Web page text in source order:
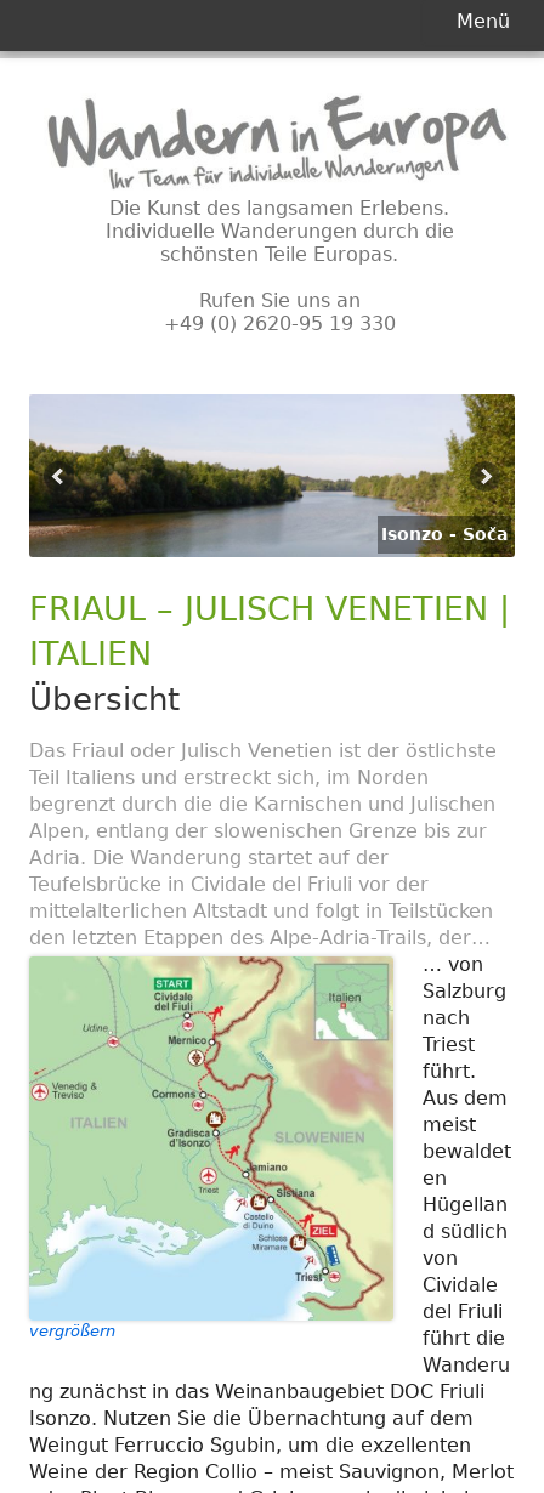
Inhalt
Die Kunst des langsamen Erlebens.
Individuelle Wanderungen durch die
schönsten Teile Europas.
Rufen Sie uns an
+49 (0) 2620-95 19 330
Menü
Isonzo - Soča
FRIAUL – JULISCH VENETIEN |
ITALIEN
Übersicht
Das Friaul oder Julisch Venetien ist der östlichste
Teil Italiens und erstreckt sich, im Norden
begrenzt durch die die Karnischen und Julischen
Alpen, entlang der slowenischen Grenze bis zur
Adria. Die Wanderung startet auf der
Teufelsbrücke in Cividale del Friuli vor der
mittelalterlichen Altstadt und folgt in Teilstücken
den letzten Etappen des Alpe-Adria-Trails, der…
vergrößern
… von
Salzburg
nach
Triest
führt.
Aus dem
meist
bewaldet
en
Hügellan
d südlich
von
Cividale
del Friuli
führt die
Wanderu
ng zunächst in das Weinanbaugebiet DOC Friuli
Isonzo. Nutzen Sie die Übernachtung auf dem
Weingut Ferruccio Sgubin, um die exzellenten
Weine der Region Collio – meist Sauvignon, Merlot